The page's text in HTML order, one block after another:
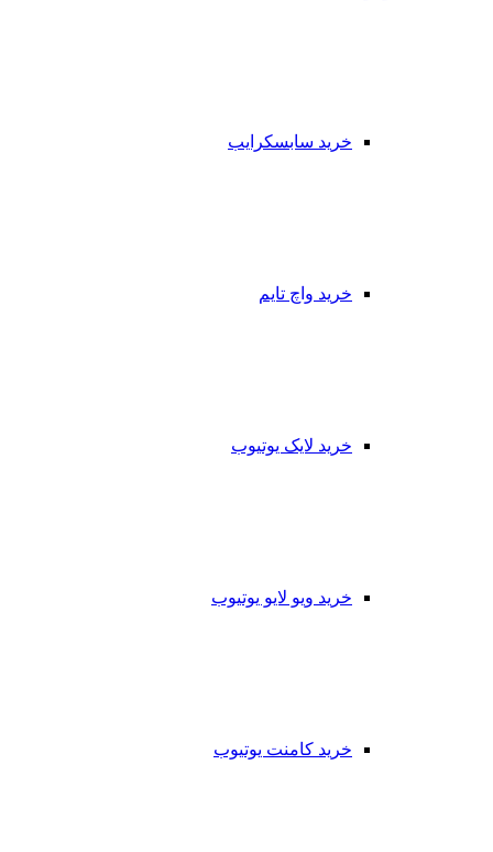
خرید سابسکرایب
خرید واچ تایم
خرید لایک یوتیوب
خرید ویو لایو یوتیوب
خرید کامنت یوتیوب